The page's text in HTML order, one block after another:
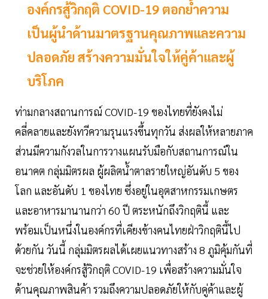
องค์กรสู้วิกฤติ COVID-19 ตอกย้ำความ
เป็นผู้นำด้านมาตรฐานคุณภาพและความ
ปลอดภัย สร้างความมั่นใจให้คู่ค้าและผู้
บริโภค
ท่ามกลางสถานการณ์ COVID-19 ของไทยที่ยังคงไม่
คลี่คลายและยังทวีความรุนแรงขึ้นทุกวัน ส่งผลให้หลายภาค
ส่วนมีความกังวลในการวางแผนรับมือกับสถานการณ์ใน
อนาคต กลุ่มมิตรผล ผู้ผลิตน้ำตาลรายใหญ่อันดับ 5 ของ
โลก และอันดับ 1 ของไทย ซึ่งอยู่ในอุตสาหกรรมเกษตร
และอาหารมานานกว่า 60 ปี ตระหนักถึงวิกฤตินี้ และ
พร้อมเป็นหนึ่งในองค์กรที่เคียงข้างคนไทยฝ่าวิกฤตินี้ไป
ด้วยกัน วันนี้ กลุ่มมิตรผลได้เผยแนวทางสร้าง 8 ภูมิคุ้มกันที่
จะช่วยให้องค์กรสู้วิกฤติ COVID-19 เพื่อสร้างความมั่นใจ
ด้านคุณภาพสินค้า รวมถึงความปลอดภัยให้กับคู่ค้าและผู้